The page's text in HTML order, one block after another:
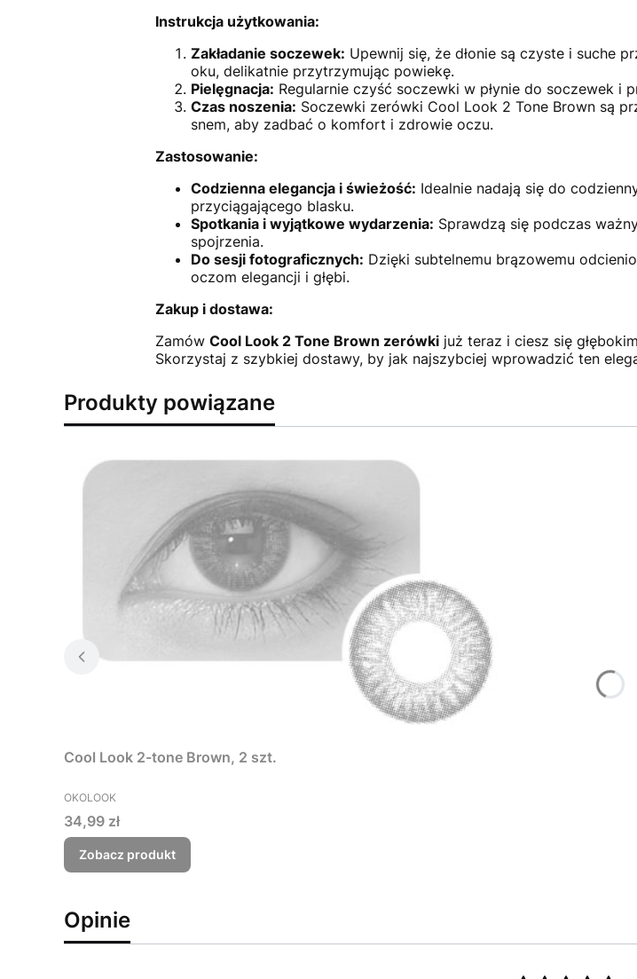
Instrukcja użytkowania:
Zakładanie soczewek: Upewnij się, że dłonie są czyste i suche
oku, delikatnie przytrzymując powiekę.
Pielęgnacja: Regularnie czyść soczewki w płynie do soczewek i
Czas noszenia: Soczewki zerówki Cool Look 2 Tone Brown są
snem, aby zadbać o komfort i zdrowie oczu.
Zastosowanie:
Codzienna elegancja i świeżość: Idealnie nadają się do
przyciągającego blasku.
Spotkania i wyjątkowe wydarzenia: Sprawdzą się podczas
spojrzenia.
Do sesji fotograficznych: Dzięki subtelnemu brązowemu
oczom elegancji i głębi.
Zakup i dostawa:
Zamów Cool Look 2 Tone Brown zerówkijuż teraz i ciesz się
Skorzystaj z szybkiej dostawy, by jak najszybciej wprowadzić ten
Produkty powiązane
Cool Look 2-tone Brown, 2 szt.
PRODUCENT
OKOLOOK
Cena
34,99 zł
Zobacz produkt
Opinie